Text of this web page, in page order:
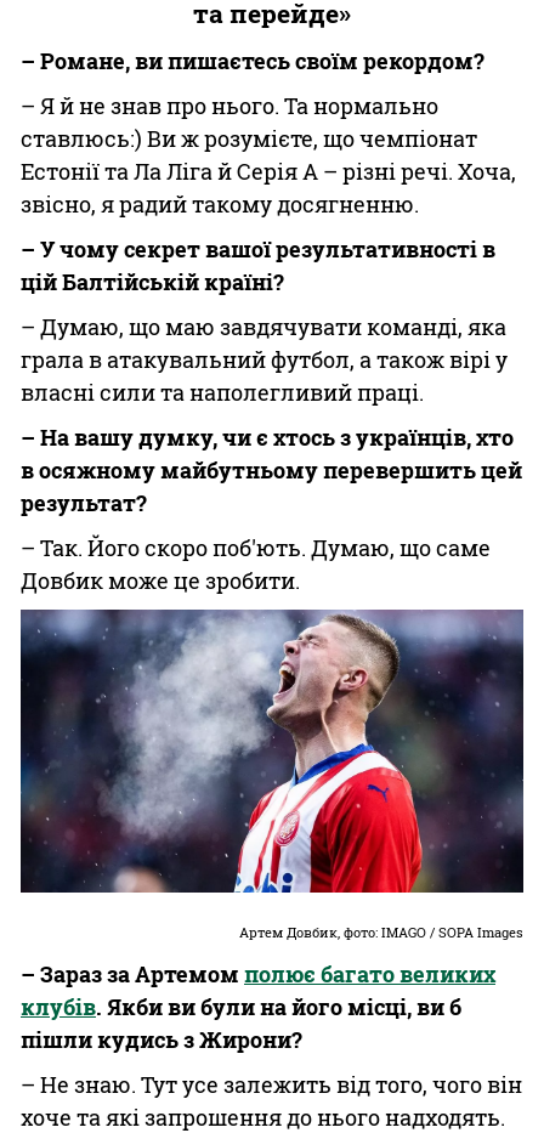
та перейде»
– Романе, ви пишаєтесь своїм рекордом?
– Я й не знав про нього. Та нормально
ставлюсь:) Ви ж розумієте, що чемпіонат
Естонії та Ла Ліга й Серія А – різні речі. Хоча,
звісно, я радий такому досягненню.
– У чому секрет вашої результативності в
цій Балтійській країні?
– Думаю, що маю завдячувати команді, яка
грала в атакувальний футбол, а також вірі у
власні сили та наполегливий праці.
– На вашу думку, чи є хтось з українців, хто
в осяжному майбутньому перевершить цей
результат?
– Так. Його скоро поб'ють. Думаю, що саме
Довбик може це зробити.
Артем Довбик, фото: IMAGO / SOPA Images
– Зараз за Артемом полює багато великих
клубів. Якби ви були на його місці, ви б
пішли кудись з Жирони?
– Не знаю. Тут усе залежить від того, чого він
хоче та які запрошення до нього надходять.